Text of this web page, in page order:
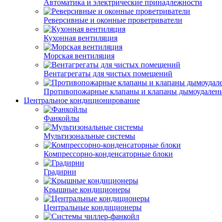
Автоматика и электрические принадлежности
Реверсивные и оконные проветриватели
Кухонная вентиляция
Морская вентиляция
Вентагрегаты для чистых помещений
Противопожарные клапаны и клапаны
Центральное кондиционирование
Фанкойлы
Мультизональные системы
Компрессорно-конденсаторные блоки
Градирни
Крышные кондиционеры
Центральные кондиционеры